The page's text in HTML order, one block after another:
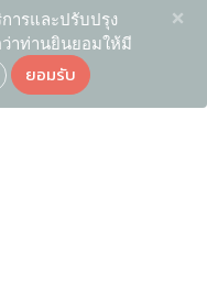
ารและปรับปรุง
าท่านยินยอมให้มี
ยอมรับ
×